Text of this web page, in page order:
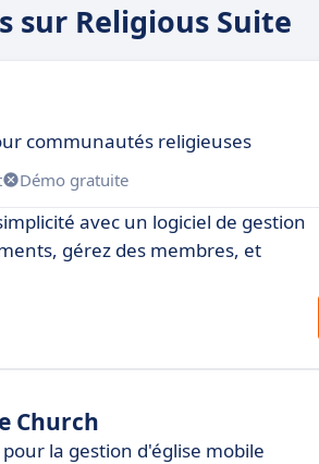
sur Religious Suite
communautés religieuses
Démo gratuite
avec un logiciel de gestion
gérez des membres, et
Church
la gestion d'église mobile